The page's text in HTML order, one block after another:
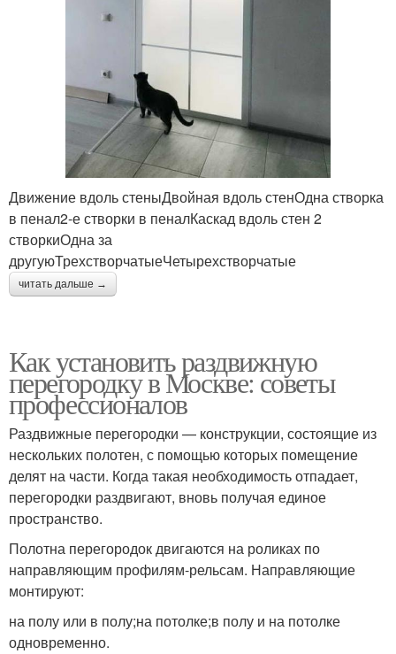
Движение вдоль стеныДвойная вдоль стенОдна створка
в пенал2-е створки в пеналКаскад вдоль стен 2
створкиОдна за
другуюТрехстворчатыеЧетырехстворчатые
читать дальше →
Как установить раздвижную
перегородку в Москве: советы
профессионалов
Раздвижные перегородки — конструкции, состоящие из
нескольких полотен, с помощью которых помещение
делят на части. Когда такая необходимость отпадает,
перегородки раздвигают, вновь получая единое
пространство.
Полотна перегородок двигаются на роликах по
направляющим профилям-рельсам. Направляющие
монтируют:
на полу или в полу;на потолке;в полу и на потолке
одновременно.